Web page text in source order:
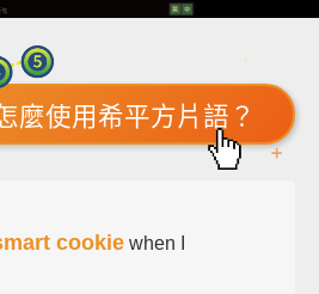
麼使用希平方片語？
cookie when I